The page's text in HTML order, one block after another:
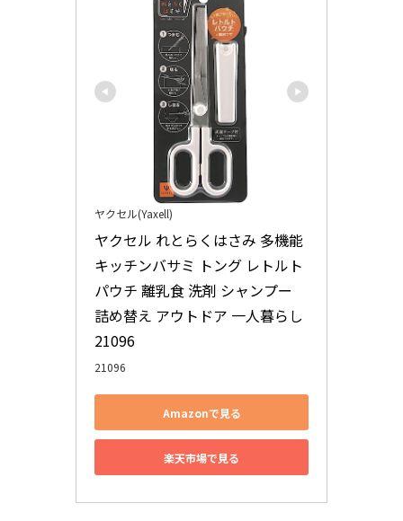
ヤクセル(Yaxell)
ヤクセル れとらくはさみ 多機能
キッチンバサミ トング レトルト
パウチ 離乳食 洗剤 シャンプー
詰め替え アウトドア 一人暮らし
21096
21096
Amazonで見る
楽天市場で見る